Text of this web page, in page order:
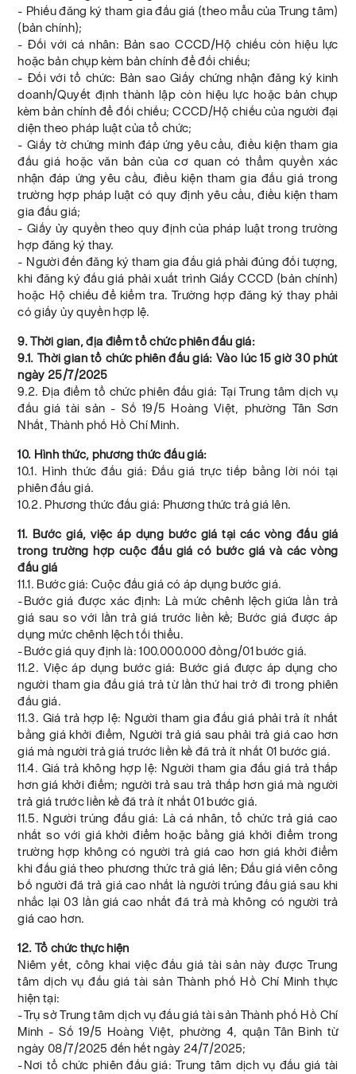
- Phiếu đăng ký tham gia đấu giá (theo mẫu của Trung tâm)
(bản chính);
- Đối với cá nhân: Bản sao CCCD/Hộ chiếu còn hiệu lực
hoặc bản chụp kèm bản chính để đối chiếu;
- Đối với tổ chức: Bản sao Giấy chứng nhận đăng ký kinh
doanh/Quyết định thành lập còn hiệu lực hoặc bản chụp
kèm bản chính để đối chiếu; CCCD/Hộ chiếu của người đại
diện theo pháp luật của tổ chức;
- Giấy tờ chứng minh đáp ứng yêu cầu, điều kiện tham gia
đấu giá hoặc văn bản của cơ quan có thẩm quyền xác
nhận đáp ứng yêu cầu, điều kiện tham gia đấu giá trong
trường hợp pháp luật có quy định yêu cầu, điều kiện tham
gia đấu giá;
- Giấy ủy quyền theo quy định của pháp luật trong trường
hợp đăng ký thay.
- Người đến đăng ký tham gia đấu giá phải đúng đối tượng,
khi đăng ký đấu giá phải xuất trình Giấy CCCD (bản chính)
hoặc Hộ chiếu để kiểm tra. Trường hợp đăng ký thay phải
có giấy ủy quyền hợp lệ.
9. Thời gian, địa điểm tổ chức phiên đấu giá:
9.1. Thời gian tổ chức phiên đấu giá: Vào lúc 15 giờ 30 phút
ngày 25/7/2025
9.2. Địa điểm tổ chức phiên đấu giá: Tại Trung tâm dịch vụ
đấu giá tài sản - Số 19/5 Hoàng Việt, phường Tân Sơn
Nhất, Thành phố Hồ Chí Minh.
10. Hình thức, phương thức đấu giá:
10.1. Hình thức đấu giá: Đấu giá trực tiếp bằng lời nói tại
phiên đấu giá.
10.2. Phương thức đấu giá: Phương thức trả giá lên.
11. Bước giá, việc áp dụng bước giá tại các vòng đấu giá
trong trường hợp cuộc đấu giá có bước giá và các vòng
đấu giá
11.1. Bước giá: Cuộc đấu giá có áp dụng bước giá.
-Bước giá được xác định: Là mức chênh lệch giữa lần trả
giá sau so với lần trả giá trước liền kề; Bước giá được áp
dụng mức chênh lệch tối thiểu.
-Bước giá quy định là: 100.000.000 đồng/01 bước giá.
11.2. Việc áp dụng bước giá: Bước giá được áp dụng cho
người tham gia đấu giá trả từ lần thứ hai trở đi trong phiên
đấu giá.
11.3. Giá trả hợp lệ: Người tham gia đấu giá phải trả ít nhất
bằng giá khởi điểm, Người trả giá sau phải trả giá cao hơn
giá mà người trả giá trước liền kề đã trả ít nhất 01 bước giá.
11.4. Giá trả không hợp lệ: Người tham gia đấu giá trả thấp
hơn giá khởi điểm; người trả sau trả thấp hơn giá mà người
trả giá trước liền kề đã trả ít nhất 01 bước giá.
11.5. Người trúng đấu giá: Là cá nhân, tổ chức trả giá cao
nhất so với giá khởi điểm hoặc bằng giá khởi điểm trong
trường hợp không có người trả giá cao hơn giá khởi điểm
khi đấu giá theo phương thức trả giá lên; Đấu giá viên công
bố người đã trả giá cao nhất là người trúng đấu giá sau khi
nhắc lại 03 lần giá cao nhất đã trả mà không có người trả
giá cao hơn.
12. Tổ chức thực hiện
Niêm yết, công khai việc đấu giá tài sản này được Trung
tâm dịch vụ đấu giá tài sản Thành phố Hồ Chí Minh thực
hiện tại:
-Trụ sở Trung tâm dịch vụ đấu giá tài sản Thành phố Hồ Chí
Minh - Số 19/5 Hoàng Việt, phường 4, quận Tân Bình từ
ngày 08/7/2025 đến hết ngày 24/7/2025;
-Nơi tổ chức phiên đấu giá: Trung tâm dịch vụ đấu giá tài